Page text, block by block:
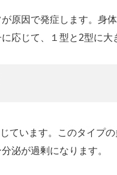
原因で発症します。身
応じて、１型と2型に
ています。このタイプ
泌が過剰になります。